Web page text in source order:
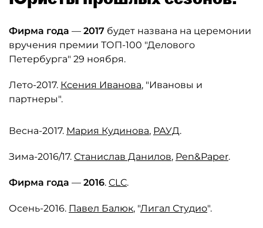
Фирма года — 2017 будет названа на церемонии
вручения премии ТОП-100 "Делового
Петербурга" 29 ноября.
Лето-2017. Ксения Иванова, "Ивановы и
партнеры".
Весна-2017. Мария Кудинова, РАУД.
Зима-2016/17. Станислав Данилов, Pen&Paper.
Фирма года — 2016. CLC.
Осень-2016. Павел Балюк, "Лигал Студио".